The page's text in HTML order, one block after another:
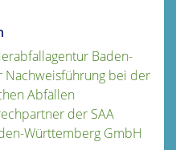
Baden-
bei der
Abfällen
der SAA
Württemberg GmbH